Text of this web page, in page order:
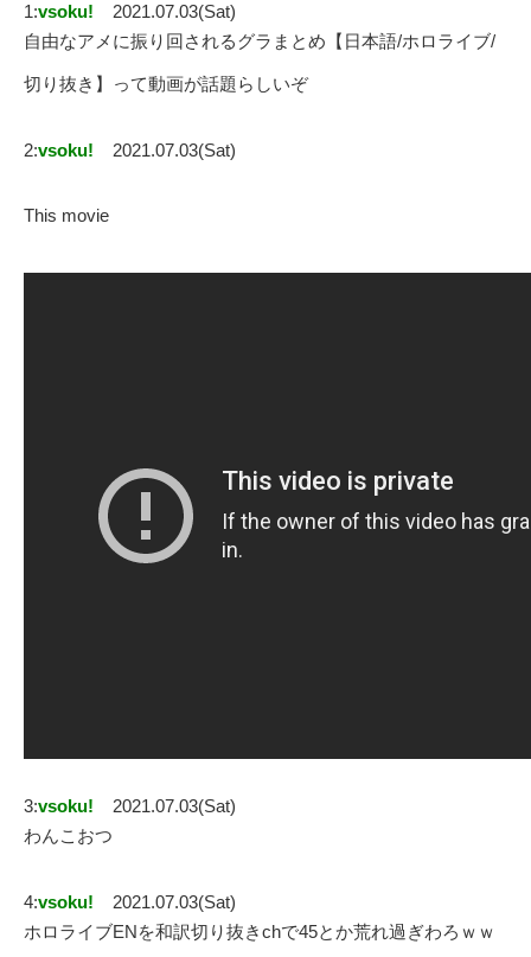
1:vsoku!
2021.07.03(Sat)
自由なアメに振り回されるグラまとめ【日本語/ホロライブ/
切り抜き】って動画が話題らしいぞ
2:vsoku! 2021.07.03(Sat)
This movie
3:vsoku!
2021.07.03(Sat)
わんこおつ
4:vsoku!
2021.07.03(Sat)
ホロライブENを和訳切り抜きchで45とか荒れ過ぎわろｗｗ